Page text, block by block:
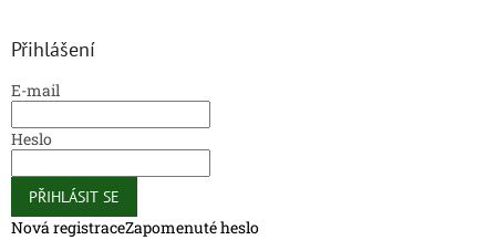
Přihlášení
E-mail
Heslo
PŘIHLÁSIT SE
Nová registraceZapomenuté heslo